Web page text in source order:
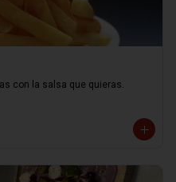
con la salsa que quieras.